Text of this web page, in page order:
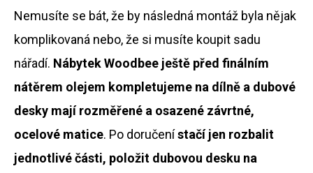
Nemusíte se bát, že by následná montáž byla nějak
komplikovaná nebo, že si musíte koupit sadu
nářadí. Nábytek Woodbee ještě před finálním
nátěrem olejem kompletujeme na dílně a dubové
desky mají rozměřené a osazené závrtné,
ocelové matice. Po doručenístačí jen rozbalit
jednotlivé části, položit dubovou desku na
í
t
?
HLEDAT